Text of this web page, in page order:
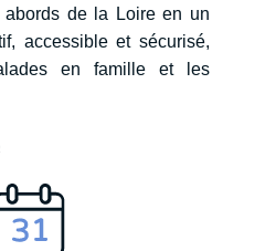
abords de la Loire en un
accessible et sécurisé,
en famille et les